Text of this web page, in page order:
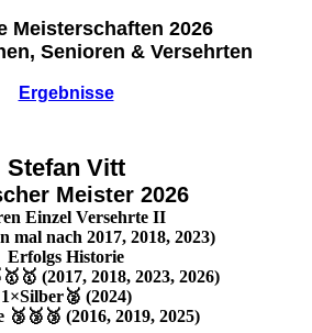
Meisterschaften 2026
Senioren & Versehrten
Ergebnisse
Stefan Vitt
Meister 2026
Einzel Versehrte II
mal nach 2017, 2018, 2023)
Erfolgs Historie
(2017, 2018, 2023, 2026)
1×Silber🥈 (2024)
🥉🥉🥉 (2016, 2019, 2025)